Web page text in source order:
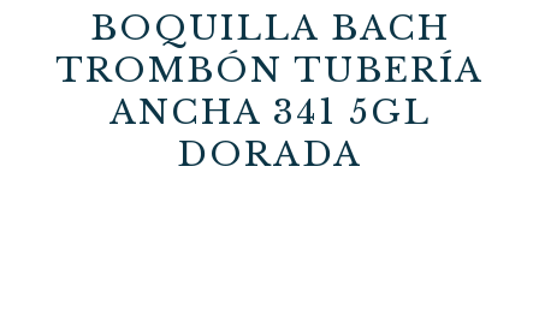
BOQUILLA BACH
TROMBÓN TUBERÍA
ANCHA 341 5GL
DORADA